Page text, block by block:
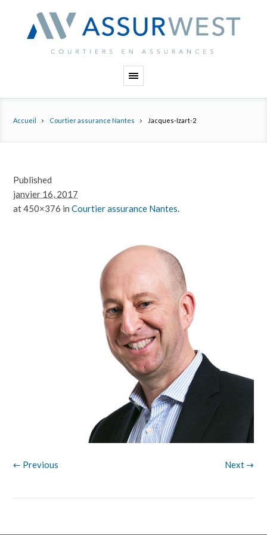
Accueil Courtier assurance Nantes Jacques-Izart-2
Published
janvier 16, 2017
at 450×376 inCourtier assurance Nantes.
← Previous Next →